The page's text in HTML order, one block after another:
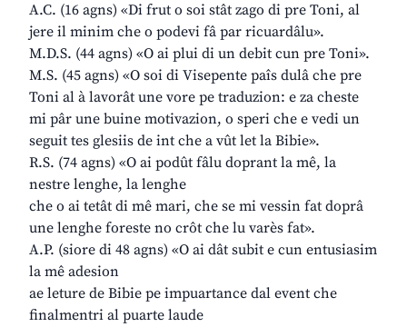
A.C. (16 agns) «Di frut o soi stât zago di pre Toni, al
jere il minim che o podevi fâ par ricuardâlu».
M.D.S. (44 agns) «O ai plui di un debit cun pre Toni».
M.S. (45 agns) «O soi di Visepente paîs dulâ che pre
Toni al à lavorât une vore pe traduzion: e za cheste
mi pâr une buine motivazion, o speri che e vedi un
seguit tes glesiis de int che a vût let la Bibie».
R.S. (74 agns) «O ai podût fâlu doprant la mê, la
nestre lenghe, la lenghe
che o ai tetât di mê mari, che se mi vessin fat doprâ
une lenghe foreste no crôt che lu varès fat».
A.P. (siore di 48 agns) «O ai dât subit e cun entusiasim
la mê adesion
ae leture de Bibie pe impuartance dal event che
finalmentri al puarte laude